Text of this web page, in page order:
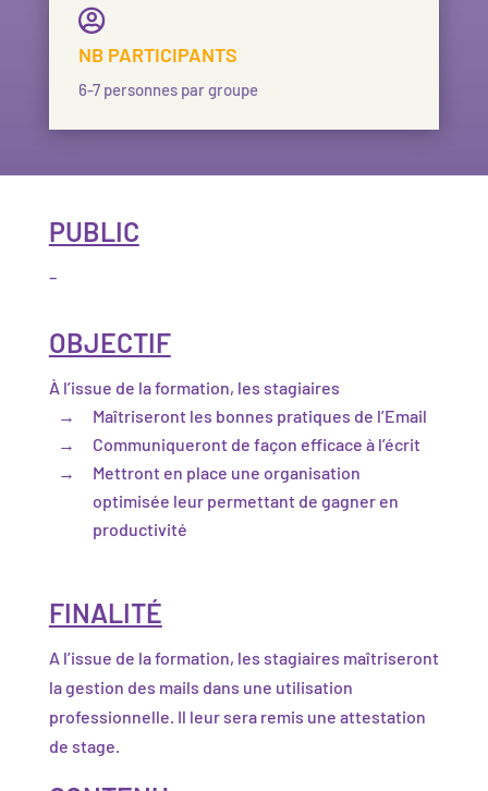

NB PARTICIPANTS
6-7 personnes par groupe
PUBLIC
–
OBJECTIF
À l’issue de la formation, les stagiaires
Maîtriseront les bonnes pratiques de l’Email
Communiqueront de façon efficace à l’écrit
Mettront en place une organisation
optimisée leur permettant de gagner en
productivité
FINALITÉ
A l’issue de la formation, les stagiaires maîtriseront
la gestion des mails dans une utilisation
professionnelle. Il leur sera remis une attestation
de stage.